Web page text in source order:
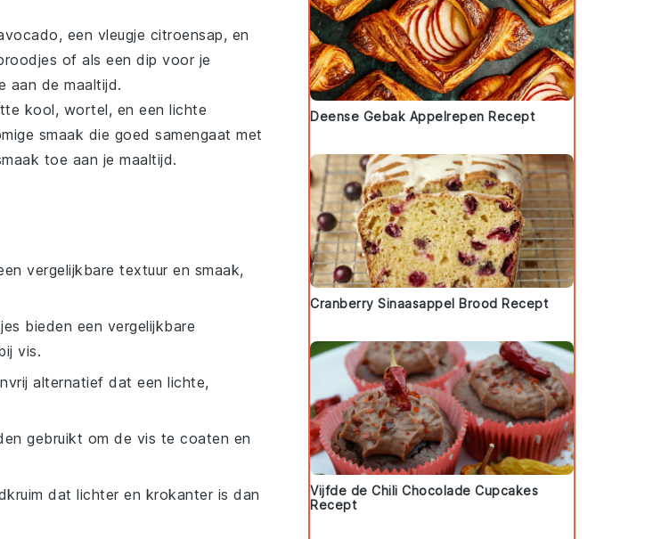
, een vleugje citroensap, en
of als een dip voor je
aan de maaltijd.
kool, wortel, en een lichte
smaak die goed samengaat met
toe aan je maaltijd.
vergelijkbare textuur en smaak,
bieden een vergelijkbare
vis.
alternatief dat een lichte,
gebruikt om de vis te coaten en
dat lichter en krokanter is dan
Deense Gebak Appelrepen Recept
Cranberry Sinaasappel Brood Recept
Vijfde de Chili Chocolade Cupcakes
Recept